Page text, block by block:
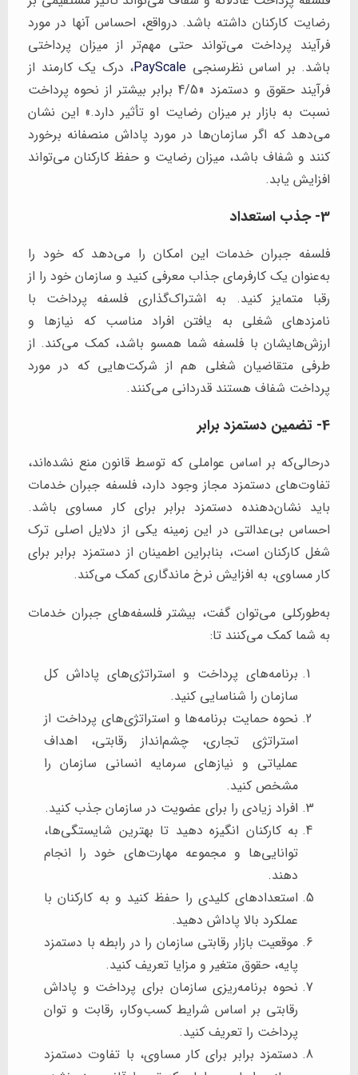
رضایت کارکنان داشته باشد. درواقع، احساس آنها در مورد
فرآیند پرداخت می‌تواند حتی مهم‌تر از میزان پرداختی
باشد. بر اساس نظرسنجی PayScale، درک یک کارمند از
فرآیند حقوق و دستمزد «4/5 برابر بیشتر از نحوه پرداخت
نسبت به بازار بر میزان رضایت او تأثیر دارد.» این نشان
می‌دهد که اگر سازمان‌ها در مورد پاداش منصفانه برخورد
کنند و شفاف باشد، میزان رضایت و حفظ کارکنان می‌تواند
افزایش یابد.
3- جذب استعداد
فلسفه جبران خدمات این امکان را می‌دهد که خود را
به‌عنوان یک کارفرمای جذاب معرفی کنید و سازمان خود را از
رقبا متمایز کنید. به اشتراک‌گذاری فلسفه پرداخت با
نامزدهای شغلی به یافتن افراد مناسب که نیازها و
ارزش‌هایشان با فلسفه شما همسو باشد، کمک می‌کند. از
طرفی متقاضیان شغلی هم از شرکت‌هایی که در مورد
پرداخت شفاف هستند قدردانی می‌کنند.
4- تضمین دستمزد برابر
درحالی‌که بر اساس عواملی که توسط قانون منع نشده‌اند،
تفاوت‌های دستمزد مجاز وجود دارد، فلسفه جبران خدمات
باید نشان‌دهنده دستمزد برابر برای کار مساوی باشد.
احساس بی‌عدالتی در این زمینه یکی از دلایل اصلی ترک
شغل کارکنان است، بنابراین اطمینان از دستمزد برابر برای
کار مساوی، به افزایش نرخ ماندگاری کمک می‌کند.
به‌طورکلی می‌توان گفت، بیشتر فلسفه‌های جبران خدمات
به شما کمک می‌کنند تا:
برنامه‌های پرداخت و استراتژی‌های پاداش کل
سازمان را شناسایی کنید.
نحوه حمایت برنامه‌ها و استراتژی‌های پرداخت از
استراتژی تجاری، چشم‌انداز رقابتی، اهداف
عملیاتی و نیازهای سرمایه انسانی سازمان را
مشخص کنید.
افراد زیادی را برای عضویت در سازمان جذب کنید.
به کارکنان انگیزه دهید تا بهترین شایستگی‌ها،
توانایی‌ها و مجموعه مهارت‌های خود را انجام
دهند.
استعدادهای کلیدی را حفظ کنید و به کارکنان با
عملکرد بالا پاداش دهید.
موقعیت بازار رقابتی سازمان را در رابطه با دستمزد
پایه، حقوق متغیر و مزایا تعریف کنید.
نحوه برنامه‌ریزی سازمان برای پرداخت و پاداش
رقابتی بر اساس شرایط کسب‌وکار، رقابت و توان
پرداخت را تعریف کنید.
دستمزد برابر برای کار مساوی، با تفاوت دستمزد